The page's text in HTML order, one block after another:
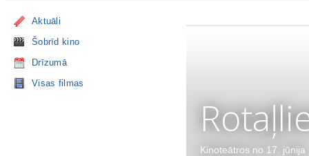
Aktuāli
Šobrīd kino
Drīzumā
Visas filmas
Kinoteātros no 17. jūnija